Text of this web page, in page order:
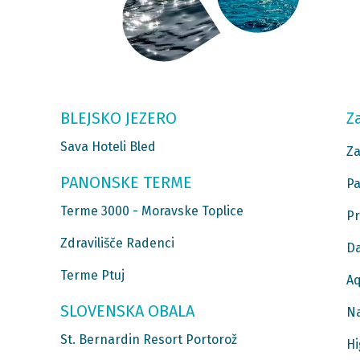
BLEJSKO JEZERO
Sava Hoteli Bled
PANONSKE TERME
Terme 3000 - Moravske Toplice
Zdravilišče Radenci
Terme Ptuj
SLOVENSKA OBALA
St. Bernardin Resort Portorož